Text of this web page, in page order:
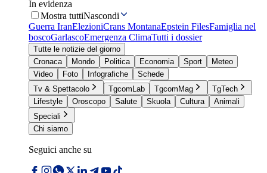
In evidenza
Mostra tuttiNascondi
Guerra IranElezioniCrans MontanaEpstein FilesFamiglia nel
boscoGarlascoEmergenza ClimaTutti i dossier
Tutte le notizie del giorno
Cronaca
Mondo Politica Economia Sport
Meteo
Video
Foto Infografiche
Schede
Tv & Spettacolo
TgcomLab TgcomMag
TgTech
Lifestyle
Oroscopo Salute Skuola Cultura
Animali
Speciali
Chi siamo
Seguici anche su